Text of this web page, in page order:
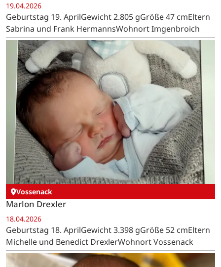
19.04.2026
Geburtstag 19. AprilGewicht 2.805 gGröße 47 cmEltern
Sabrina und Frank HermannsWohnort Imgenbroich
Vossenack
Marlon Drexler
18.04.2026
Geburtstag 18. AprilGewicht 3.398 gGröße 52 cmEltern
Michelle und Benedict DrexlerWohnort Vossenack